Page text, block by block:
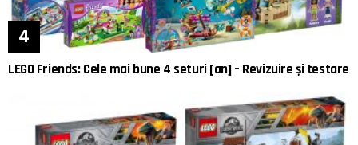
LEGO Friends: Cele mai bune 4 seturi [an] – Revizuire și testare